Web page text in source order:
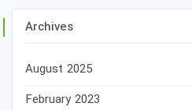
Archives
August 2025
February 2023